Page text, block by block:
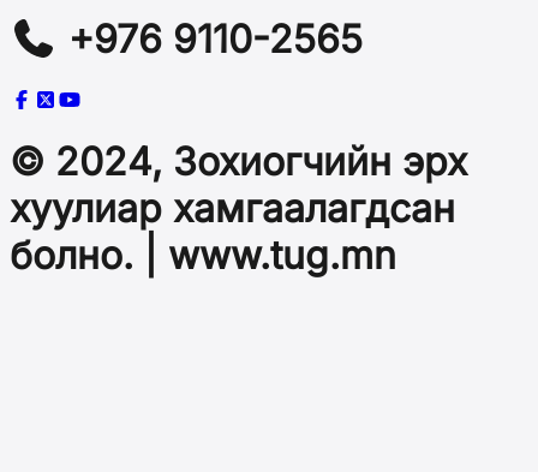
+976 9110-2565
© 2024, Зохиогчийн эрх
хуулиар хамгаалагдсан
болно. | www.tug.mn